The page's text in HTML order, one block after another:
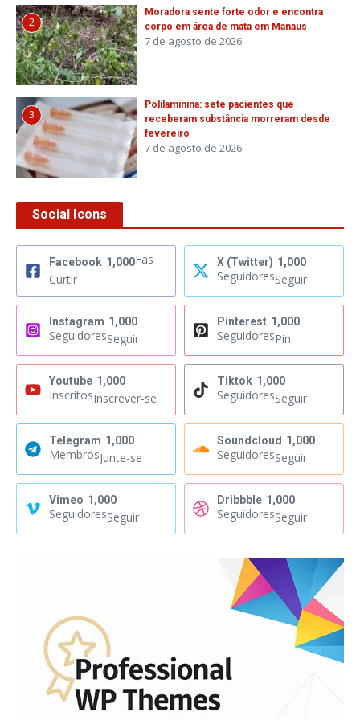
2
Moradora sente forte odor e encontra
corpo em área de mata em Manaus
7 de agosto de 2026
3
Polilaminina: sete pacientes que
receberam substância morreram desde
fevereiro
7 de agosto de 2026
Social Icons
Facebook 1,000Fãs
Curtir
X (Twitter) 1,000
SeguidoresSeguir
Instagram 1,000
SeguidoresSeguir
Pinterest 1,000
SeguidoresPin
Youtube 1,000
InscritosInscrever-se
Tiktok 1,000
SeguidoresSeguir
Telegram 1,000
MembrosJunte-se
Soundcloud 1,000
SeguidoresSeguir
Vimeo 1,000
SeguidoresSeguir
Dribbble 1,000
SeguidoresSeguir